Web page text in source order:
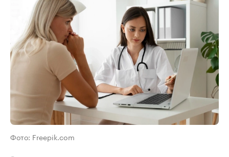
Фото: Freepik.com